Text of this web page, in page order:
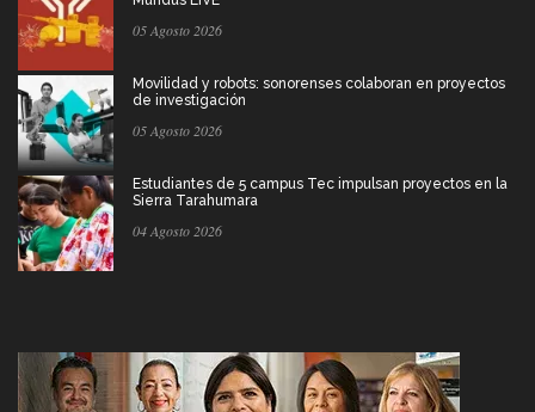
05 Agosto 2026
Movilidad y robots: sonorenses colaboran en proyectos
de investigación
05 Agosto 2026
Estudiantes de 5 campus Tec impulsan proyectos en la
Sierra Tarahumara
04 Agosto 2026